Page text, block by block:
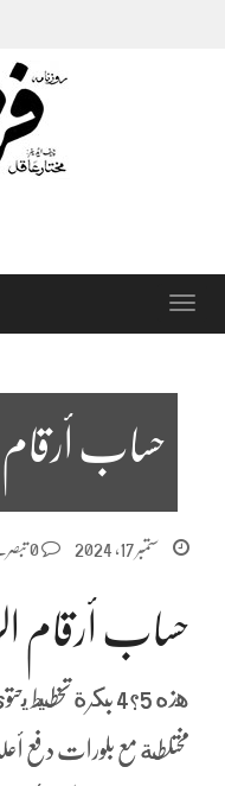
Toggle
حساب
ستمبر 17, 2024
حساب أرقام
مختلطة مع بلورات دفع